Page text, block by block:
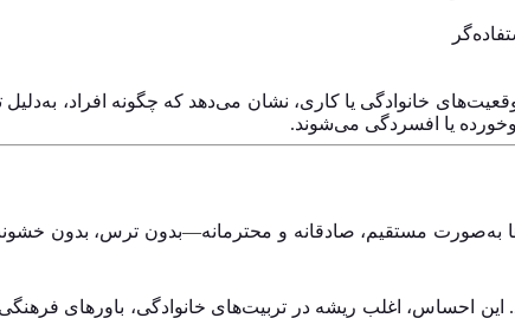
خانوادگی یا کاری، نشان می‌دهد که چگونه افراد،
یا افسردگی می‌شوند.
به‌صورت مستقیم، صادقانه و محترمانه—بدون ترس، بدون
احساس، اغلب ریشه در تربیت‌های خانوادگی، باورهای